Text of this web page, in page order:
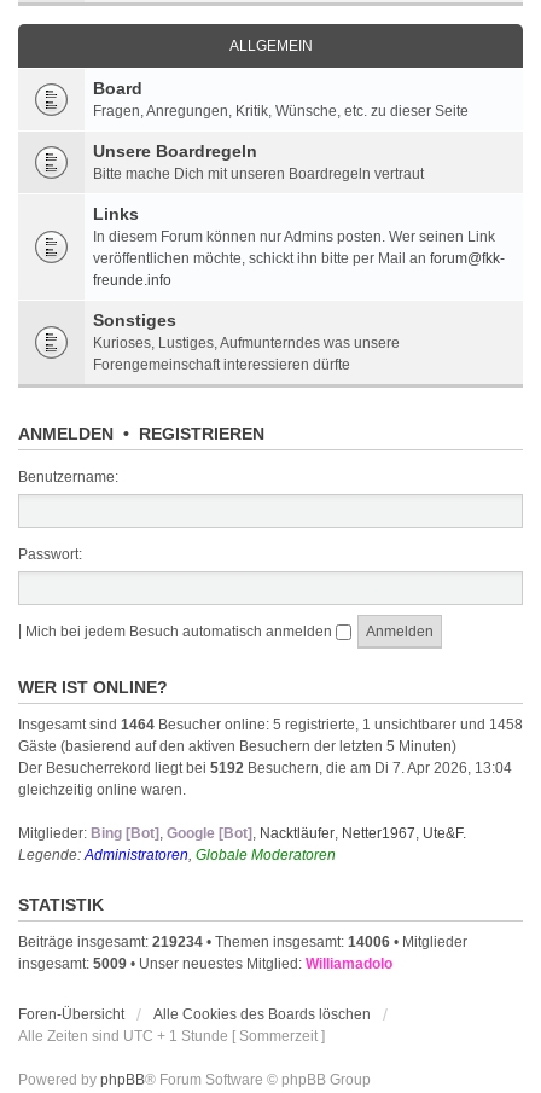
ALLGEMEIN
Board
Fragen, Anregungen, Kritik, Wünsche, etc. zu dieser Seite
Unsere Boardregeln
Bitte mache Dich mit unseren Boardregeln vertraut
Links
In diesem Forum können nur Admins posten. Wer seinen Link
veröffentlichen möchte, schickt ihn bitte per Mail an forum@fkk-
freunde.info
Sonstiges
Kurioses, Lustiges, Aufmunterndes was unsere
Forengemeinschaft interessieren dürfte
ANMELDEN • REGISTRIEREN
Benutzername:
Passwort:
Mich bei jedem Besuch automatisch anmelden
WER IST ONLINE?
Insgesamt sind 1464 Besucher online: 5 registrierte, 1 unsichtbarer und 1458
Gäste (basierend auf den aktiven Besuchern der letzten 5 Minuten)
Der Besucherrekord liegt bei 5192 Besuchern, die am Di 7. Apr 2026, 13:04
gleichzeitig online waren.
Mitglieder: Bing [Bot] , Google [Bot] , Nacktläufer, Netter1967, Ute&F.
Legende:Administratoren, Globale Moderatoren
STATISTIK
Beiträge insgesamt: 219234 • Themen insgesamt: 14006 • Mitglieder
insgesamt: 5009 • Unser neuestes Mitglied: Williamadolo
Foren-Übersicht
Alle Cookies des Boards löschen
Alle Zeiten sind UTC + 1 Stunde [ Sommerzeit ]
Powered by phpBB® Forum Software © phpBB Group